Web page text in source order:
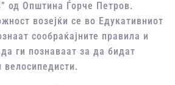
од Општина Ѓорче Петров.
возејќи се во Едукативниот
сообраќајните правила и
ги познаваат за да бидат